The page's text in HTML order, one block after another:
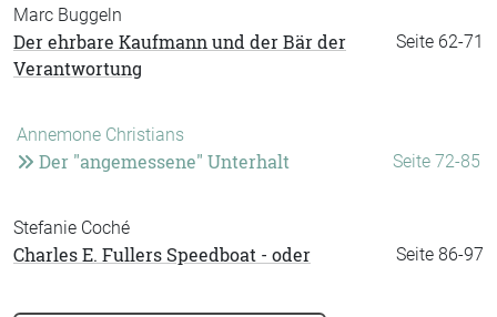
Marc Buggeln
Seite 62-71
Der ehrbare Kaufmann und der Bär der
Verantwortung
Annemone Christians
Seite 72-85
Der "angemessene" Unterhalt
Stefanie Coché
Seite 86-97
Charles E. Fullers Speedboat - oder